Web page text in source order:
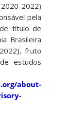
2022)
pela
título de
Brasileira
fruto
estudos
about-